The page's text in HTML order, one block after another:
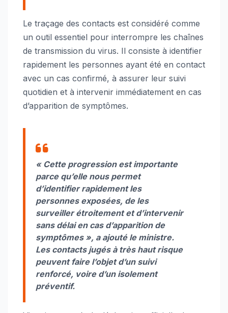
Le traçage des contacts est considéré comme
un outil essentiel pour interrompre les chaînes
de transmission du virus. Il consiste à identifier
rapidement les personnes ayant été en contact
avec un cas confirmé, à assurer leur suivi
quotidien et à intervenir immédiatement en cas
d’apparition de symptômes.
« Cette progression est importante
parce qu’elle nous permet
d’identifier rapidement les
personnes exposées, de les
surveiller étroitement et d’intervenir
sans délai en cas d’apparition de
symptômes », a ajouté le ministre.
Les contacts jugés à très haut risque
peuvent faire l’objet d’un suivi
renforcé, voire d’un isolement
préventif.